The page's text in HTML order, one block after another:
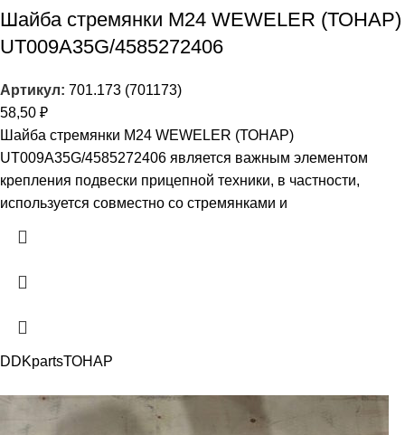
Шайба стремянки М24 WEWELER (ТОНАР)
UT009A35G/4585272406
Артикул: 701.173 (701173)
58,50 ₽
Шайба стремянки М24 WEWELER (ТОНАР)
UT009A35G/4585272406 является важным элементом
крепления подвески прицепной техники, в частности,
используется совместно со стремянками и
DDKpartsТОНАР